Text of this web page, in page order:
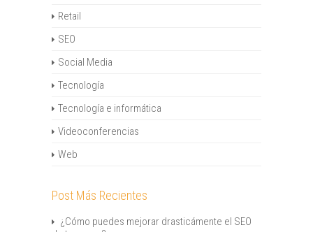
Retail
SEO
Social Media
Tecnología
Tecnología e informática
Videoconferencias
Web
Post Más Recientes
¿Cómo puedes mejorar drasticámente el SEO